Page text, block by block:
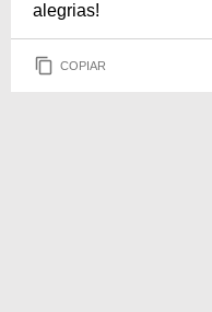
alegrias!
COPIAR